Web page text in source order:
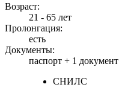
Возраст:
21 - 65 лет
Пролонгация:
есть
Документы:
паспорт + 1 документ
СНИЛС